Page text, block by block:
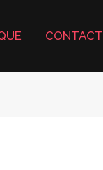
CONTACT